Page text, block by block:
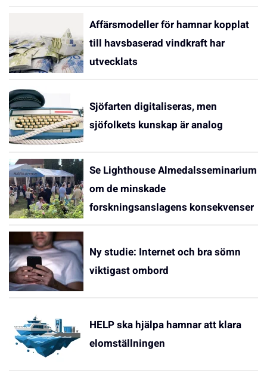
Affärsmodeller för hamnar kopplat
till havsbaserad vindkraft har
utvecklats
Sjöfarten digitaliseras, men
sjöfolkets kunskap är analog
Se Lighthouse Almedalsseminarium
om de minskade
forskningsanslagens konsekvenser
Ny studie: Internet och bra sömn
viktigast ombord
HELP ska hjälpa hamnar att klara
elomställningen